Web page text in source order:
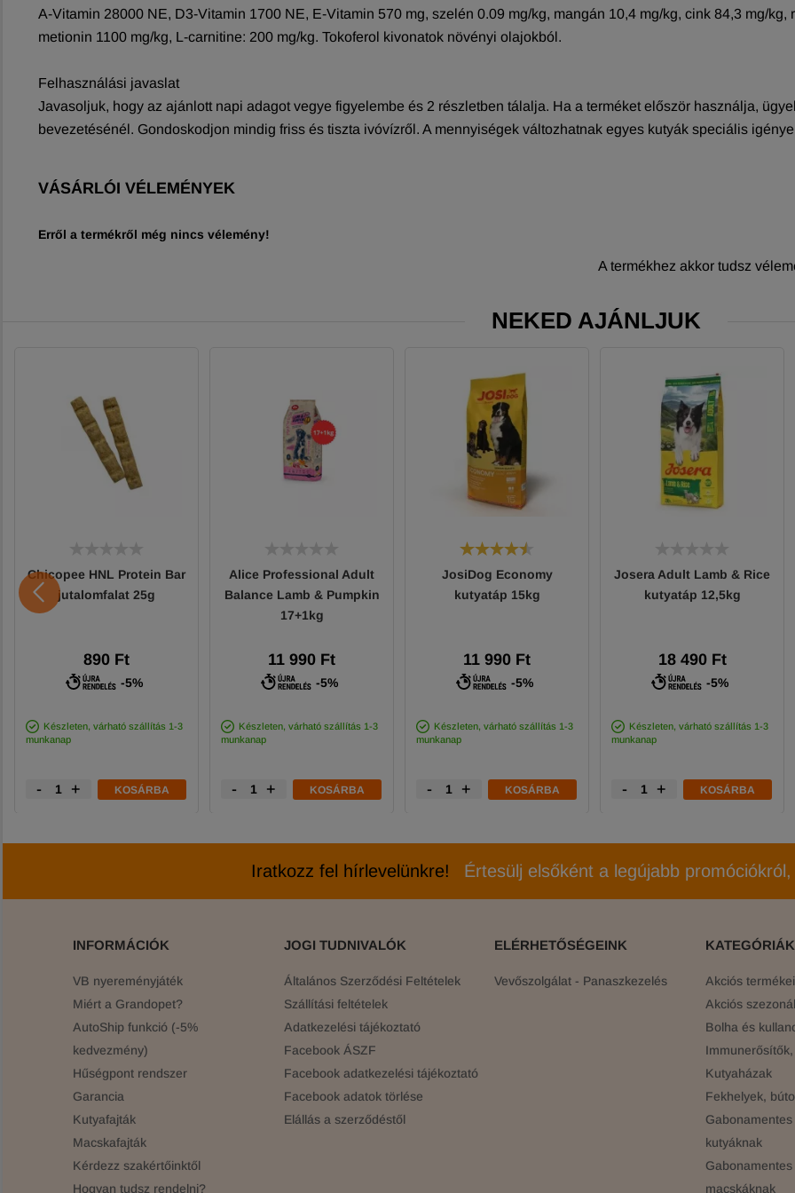
A-Vitamin 28000 NE, D3-Vitamin 1700 NE, E-Vitamin 570 mg, szelén 0.09 mg/kg, mangán 10,4 mg/kg, cink 84,3 mg/kg,
metionin 1100 mg/kg, L-carnitine: 200 mg/kg. Tokoferol kivonatok növényi olajokból.
Felhasználási javaslat
Javasoljuk, hogy az ajánlott napi adagot vegye figyelembe és 2 részletben tálalja. Ha a terméket először használja,
bevezetésénél. Gondoskodjon mindig friss és tiszta ivóvízről. A mennyiségek változhatnak egyes kutyák speciális
VÁSÁRLÓI VÉLEMÉNYEK
Erről a termékről még nincs vélemény!
A termékhez akkor tudsz
NEKED AJÁNLJUK
Chicopee HNL Protein Bar
jutalomfalat 25g
890 Ft
-5%
Készleten, várható szállítás 1-3
munkanap
- + KOSÁRBA
Alice Professional Adult
Balance Lamb & Pumpkin
17+1kg
11 990 Ft
-5%
Készleten, várható szállítás 1-3
munkanap
- + KOSÁRBA
JosiDog Economy
kutyatáp 15kg
11 990 Ft
-5%
Készleten, várható szállítás 1-3
munkanap
- + KOSÁRBA
Josera Adult Lamb & Rice
kutyatáp 12,5kg
18 490 Ft
-5%
Készleten, várható szállítás 1-3
munkanap
- + KOSÁRBA
Iratkozz fel hírlevelünkre! Értesülj elsőként a legújabb
INFORMÁCIÓK
VB nyereményjáték
Miért a Grandopet?
AutoShip funkció (-5%
kedvezmény)
Hűségpont rendszer
Garancia
Kutyafajták
Macskafajták
Kérdezz szakértőinktől
Hogyan tudsz rendelni?
JOGI TUDNIVALÓK
Általános Szerződési Feltételek
Szállítási feltételek
Adatkezelési tájékoztató
Facebook ÁSZF
Facebook adatkezelési tájékoztató
Facebook adatok törlése
Elállás a szerződéstől
ELÉRHETŐSÉGEINK
Vevőszolgálat - Panaszkezelés
KATEGÓRIÁK
Akciós
Akciós
Bolha és
Kutyaházak
Fekhelyek,
kutyáknak
macskáknak